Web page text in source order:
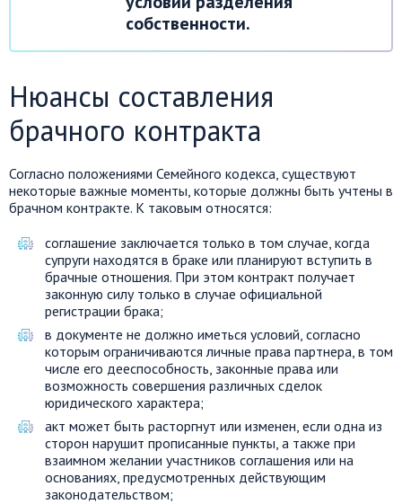
собственности.
Нюансы составления
брачного контракта
Согласно положениями Семейного кодекса, существуют
некоторые важные моменты, которые должны быть учтены в
брачном контракте. К таковым относятся:
соглашение заключается только в том случае, когда
супруги находятся в браке или планируют вступить в
брачные отношения. При этом контракт получает
законную силу только в случае официальной
регистрации брака;
в документе не должно иметься условий, согласно
которым ограничиваются личные права партнера, в том
числе его дееспособность, законные права или
возможность совершения различных сделок
юридического характера;
акт может быть расторгнут или изменен, если одна из
сторон нарушит прописанные пункты, а также при
взаимном желании участников соглашения или на
основаниях, предусмотренных действующим
законодательством;